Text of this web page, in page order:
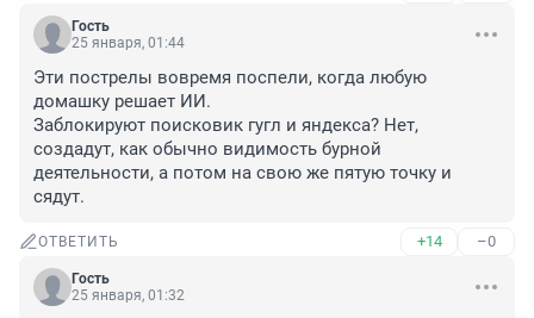
Гость
25 января, 01:44
Эти пострелы вовремя поспели, когда любую
домашку решает ИИ.
Заблокируют поисковик гугл и яндекса? Нет,
создадут, как обычно видимость бурной
деятельности, а потом на свою же пятую точку и
сядут.
ОТВЕТИТЬ +14 –0
Гость
25 января, 01:32